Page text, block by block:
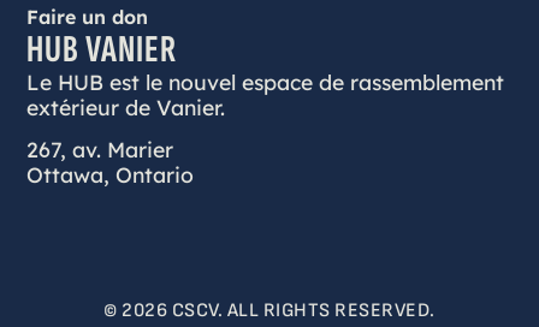
Faire un don
HUB VANIER
Le HUB est le nouvel espace de rassemblement
extérieur de Vanier.
267, av. Marier
Ottawa, Ontario
© 2026 CSCV. ALL RIGHTS RESERVED.